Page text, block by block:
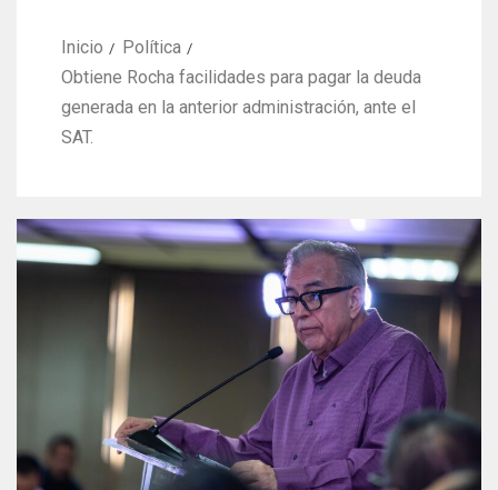
Inicio
Política
Obtiene Rocha facilidades para pagar la deuda
generada en la anterior administración, ante el
SAT.